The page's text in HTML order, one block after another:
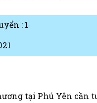
: 1
tại Phú Yên cần